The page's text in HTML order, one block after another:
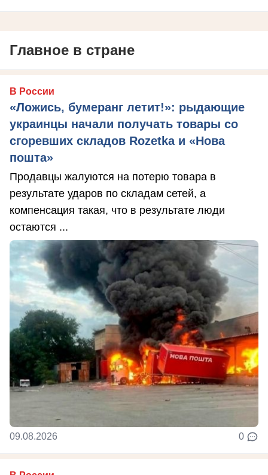
Главное в стране
В России
«Ложись, бумеранг летит!»: рыдающие
украинцы начали получать товары со
сгоревших складов Rozetka и «Нова
пошта»
Продавцы жалуются на потерю товара в
результате ударов по складам сетей, а
компенсация такая, что в результате люди
остаются ...
09.08.2026 0